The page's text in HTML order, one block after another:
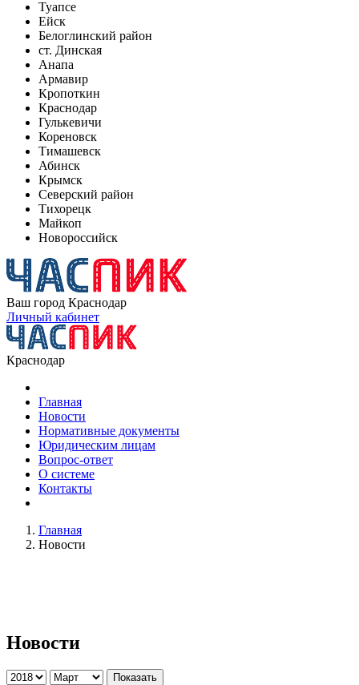
Туапсе
Ейск
Белоглинский район
ст. Динская
Анапа
Армавир
Кропоткин
Краснодар
Гулькевичи
Кореновск
Тимашевск
Абинск
Крымск
Северский район
Тихорецк
Майкоп
Новороссийск
Ваш город Краснодар
Личный кабинет
Краснодар
Главная
Новости
Нормативные документы
Юридическим лицам
Вопрос-ответ
О системе
Контакты
Главная
Новости
Новости
Показать